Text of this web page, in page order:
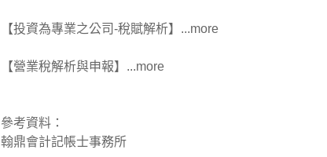
【投資為專業之公司-稅賦解析】 ...more
【營業稅解析與申報】 ...more
參考資料：
翰鼎會計記帳士事務所